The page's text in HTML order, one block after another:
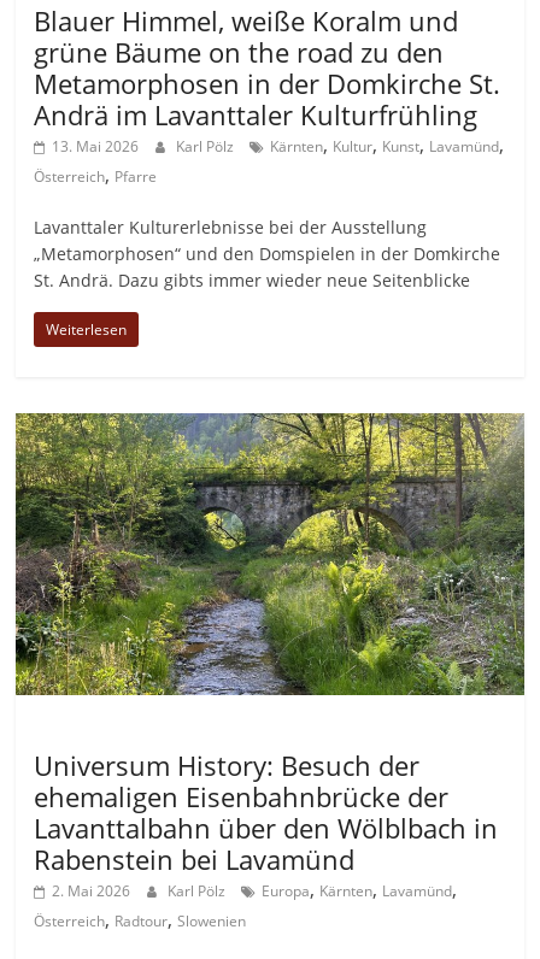
Blauer Himmel, weiße Koralm und
grüne Bäume on the road zu den
Metamorphosen in der Domkirche St.
Andrä im Lavanttaler Kulturfrühling
13. Mai 2026 Karl Pölz Kärnten, Kultur, Kunst, Lavamünd,
Österreich, Pfarre
Lavanttaler Kulturerlebnisse bei der Ausstellung
„Metamorphosen“ und den Domspielen in der Domkirche
St. Andrä. Dazu gibts immer wieder neue Seitenblicke
Weiterlesen
Universum History: Besuch der
ehemaligen Eisenbahnbrücke der
Lavanttalbahn über den Wölblbach in
Rabenstein bei Lavamünd
2. Mai 2026 Karl Pölz Europa, Kärnten, Lavamünd,
Österreich, Radtour,Slowenien